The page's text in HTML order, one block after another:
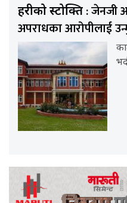
प्रहरीको प्रस्टोक्ति : जेनजी
अपराधका आरोपीलाई